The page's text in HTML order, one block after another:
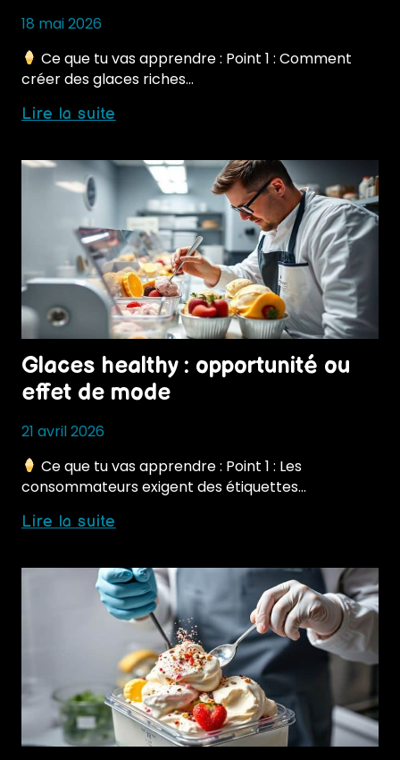
18 mai 2026
Ce que tu vas apprendre : Point 1 : Comment
créer des glaces riches…
Lire la suite
sportive
:
nouveau
marché
Glaces healthy : opportunité ou
effet de mode
21 avril 2026
Ce que tu vas apprendre : Point 1 : Les
consommateurs exigent des étiquettes…
Lire la suite
opportunité
ou
effet
de
mode